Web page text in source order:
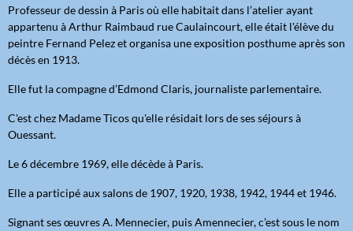
Professeur de dessin à Paris où elle habitait dans l’atelier ayant
appartenu à Arthur Raimbaud rue Caulaincourt, elle était l'élève du
peintre Fernand Pelez et organisa une exposition posthume après son
décès en 1913.
Elle fut la compagne d’Edmond Claris, journaliste parlementaire.
C'est chez Madame Ticos qu'elle résidait lors de ses séjours à
Ouessant.
Le 6 décembre 1969, elle décède à Paris.
Elle a participé aux salons de 1907, 1920, 1938, 1942, 1944 et 1946.
Signant ses œuvres A. Mennecier, puis Amennecier, c’est sous le nom